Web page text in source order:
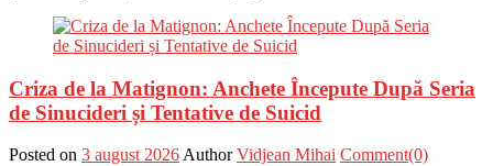
Criza de la Matignon: Anchete Începute După Seria
de Sinucideri și Tentative de Suicid
Posted on 3 august 2026Author Vidjean Mihai Comment(0)